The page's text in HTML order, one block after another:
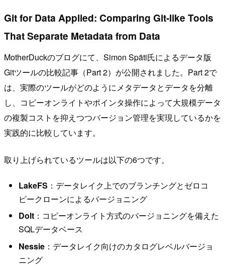
Git for Data Applied: Comparing Git-like Tools
That Separate Metadata from Data
MotherDuckのブログにて、Simon Späti氏によるデータ版
Gitツールの比較記事（Part 2）が公開されました。Part 2で
は、実際のツールがどのようにメタデータとデータを分離
し、コピーオンライトやポインタ操作によって大規模データ
の複製コストを抑えつつバージョン管理を実現しているかを
実践的に比較しています。
取り上げられているツールは以下の6つです。
LakeFS ：データレイク上でのブランチングとゼロコ
ピークローンによるバージョニング
Dolt：コピーオンライト方式のバージョニングを備えた
SQLデータベース
Nessie：データレイク向けのカタログレベルバージョ
ニング